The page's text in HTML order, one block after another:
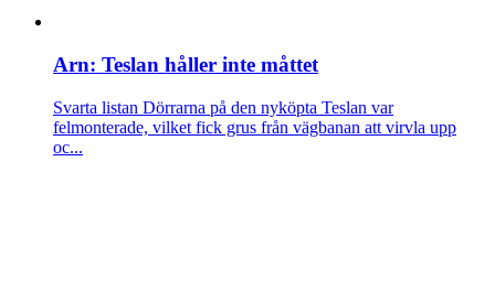
Arn: Teslan håller inte måttet
Svarta listan Dörrarna på den nyköpta Teslan var
felmonterade, vilket fick grus från vägbanan att virvla upp
oc...